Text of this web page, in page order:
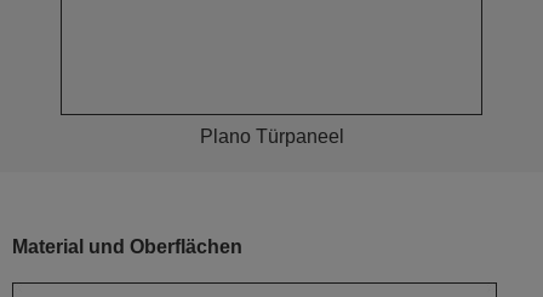
Plano Türpaneel
Material und Oberflächen